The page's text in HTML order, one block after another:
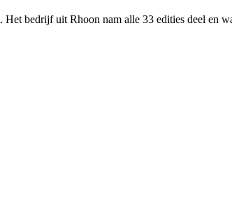
bedrijf uit Rhoon nam alle 33 edities deel en